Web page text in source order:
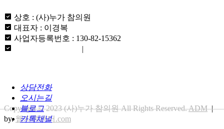
상호 : (사)누가 참의원
대표자 : 이경복
사업자등록번호 : 130-82-15362
|
Copyright © 2023 (사)누가 참의원 All Rights Reserved.ADM|
by.웹지원센터.com
상담전화
오시는길
블로그
카톡채널